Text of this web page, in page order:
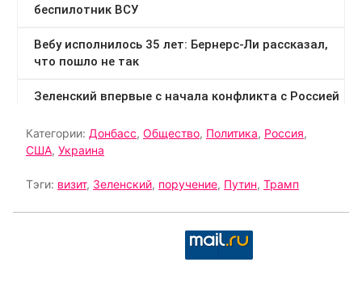
Категории: Донбасс, Общество, Политика, Россия,
США, Украина
Тэги: визит, Зеленский, поручение, Путин, Трамп